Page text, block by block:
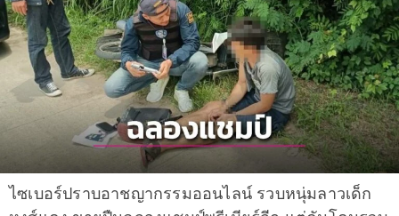
ไซเบอร์ปราบอาชญากรรมออนไลน์ รวบหนุ่มลาวเด็ก